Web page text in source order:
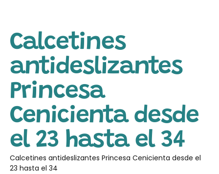
Calcetines
antideslizantes
Princesa
Cenicienta desde
el 23 hasta el 34
Calcetines antideslizantes Princesa Cenicienta desde el
23 hasta el 34